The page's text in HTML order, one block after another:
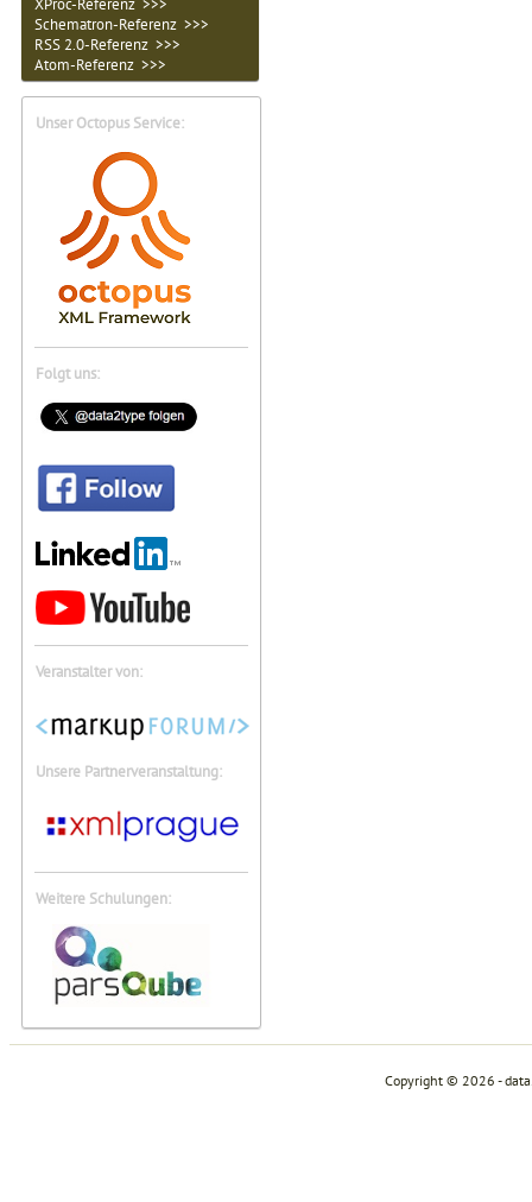
XProc-Referenz >>>
Schematron-Referenz >>>
RSS 2.0-Referenz >>>
Atom-Referenz >>>
Unser Octopus Service:
Folgt uns:
Veranstalter von:
Unsere Partnerveranstaltung:
Weitere Schulungen:
Copyright © 2026 -